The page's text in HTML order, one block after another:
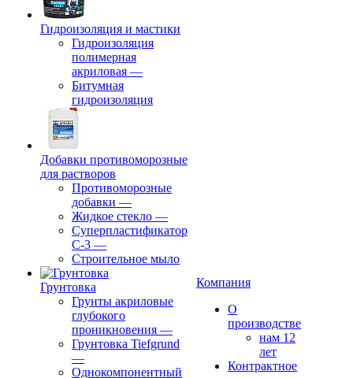
Гидроизоляция и мастики
Гидроизоляция
полимерная
акриловая —
Битумная
гидроизоляция
Добавки противоморозные
для растворов
Противоморозные
добавки —
Жидкое стекло —
Суперпластификатор
С-3 —
Строительное мыло
Грунтовка
Грунты акриловые
глубокого
проникновения —
Грунтовка Tiefgrund
—
Однокомпонентный
Компания
О
производстве
нам 12
лет
Контрактное